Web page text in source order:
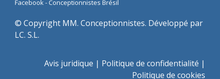
Facebook - Conceptionnistes Brésil
© Copyright MM. Conceptionnistes. Développé par
LC. S.L.
Avis juridique | Politique de confidentialité |
Politique de cookies